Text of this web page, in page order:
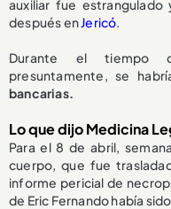
auxiliar fue
después enJericó.
Durante el tiempo
presuntamente, se
bancarias.
Lo que dijo Medicina
Para el 8 de abril,
cuerpo, que fue
informe pericial de
de Eric Fernando había sido